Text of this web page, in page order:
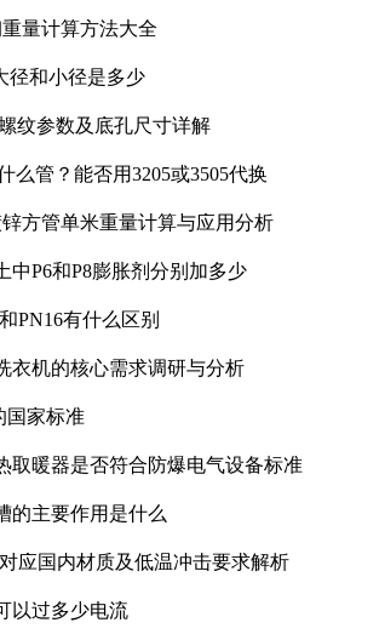
量计算方法大全
径和小径是多少
纹参数及底孔尺寸详解
么管？能否用3205或3505代换
锌方管单米重量计算与应用分析
中P6和P8膨胀剂分别加多少
PN16有什么区别
衣机的核心需求调研与分析
国家标准
取暖器是否符合防爆电气设备标准
的主要作用是什么
应国内材质及低温冲击要求解析
以过多少电流